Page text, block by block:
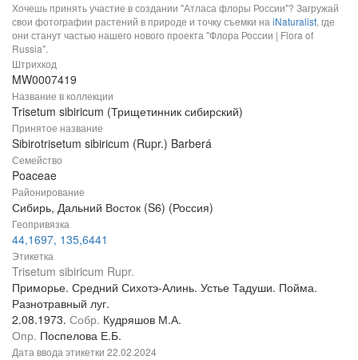
Хочешь принять участие в создании "Атласа флоры России"? Загружай
свои фотографии растений в природе и точку съемки наiNaturalist, где
они станут частью нашего нового проекта "Флора России | Flora of
Russia".
Штрихкод
MW0007419
Название в коллекции
Trisetum sibiricum (Трищетинник сибирский)
Принятое название
Sibirotrisetum sibiricum (Rupr.) Barberá
Семейство
Poaceae
Районирование
Сибирь, Дальний Восток (S6) (Россия)
Геопривязка
44,1697, 135,6441
Этикетка
Trisetum sibiricum Rupr.
Приморье. Средний Сихотэ-Алинь. Устье Тадуши. Пойма.
Разнотравный луг.
2.08.1973. Собр. Кудряшов М.А.
Опр. Поспелова Е.Б.
Дата ввода этикетки 22.02.2024